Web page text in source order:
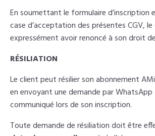
En soumettant le formulaire d’inscription
case d’acceptation des présentes CGV,
expressément avoir renoncé à son droit
RÉSILIATION
Le client peut résilier son abonnement
en envoyant une demande par WhatsApp
communiqué lors de son inscription.
Toute demande de résiliation doit être